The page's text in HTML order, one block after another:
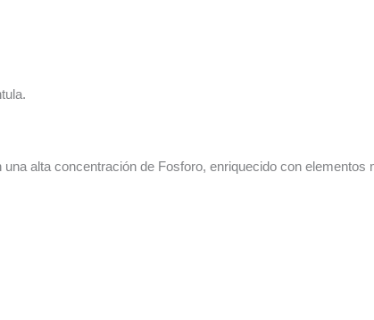
alta concentración de Fosforo, enriquecido con